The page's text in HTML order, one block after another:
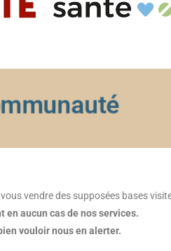
vendre des supposées bases
aucun cas de nos services.
vouloir nous en alerter.